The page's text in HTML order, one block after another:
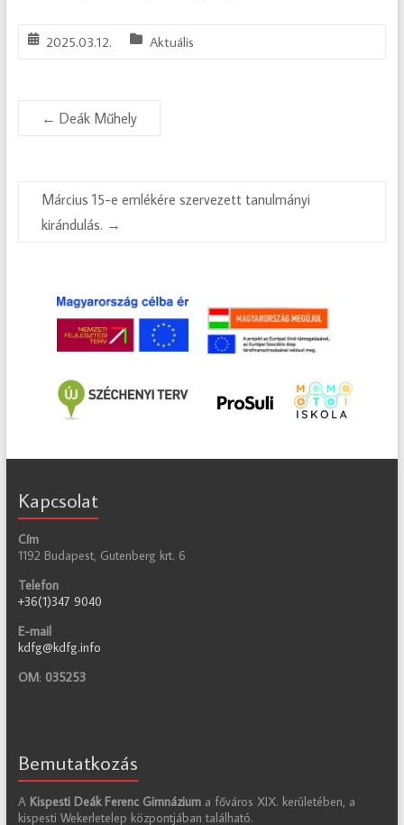
2025.03.12. Aktuális
← Deák Műhely
Március 15-e emlékére szervezett tanulmányi
kirándulás. →
Kapcsolat
Cím
1192 Budapest, Gutenberg krt. 6
Telefon
+36(1)347 9040
E-mail
kdfg@kdfg.info
OM: 035253
Bemutatkozás
A Kispesti Deák Ferenc Gimnázium a főváros XIX. kerületében, a
kispesti Wekerletelep központjában található.